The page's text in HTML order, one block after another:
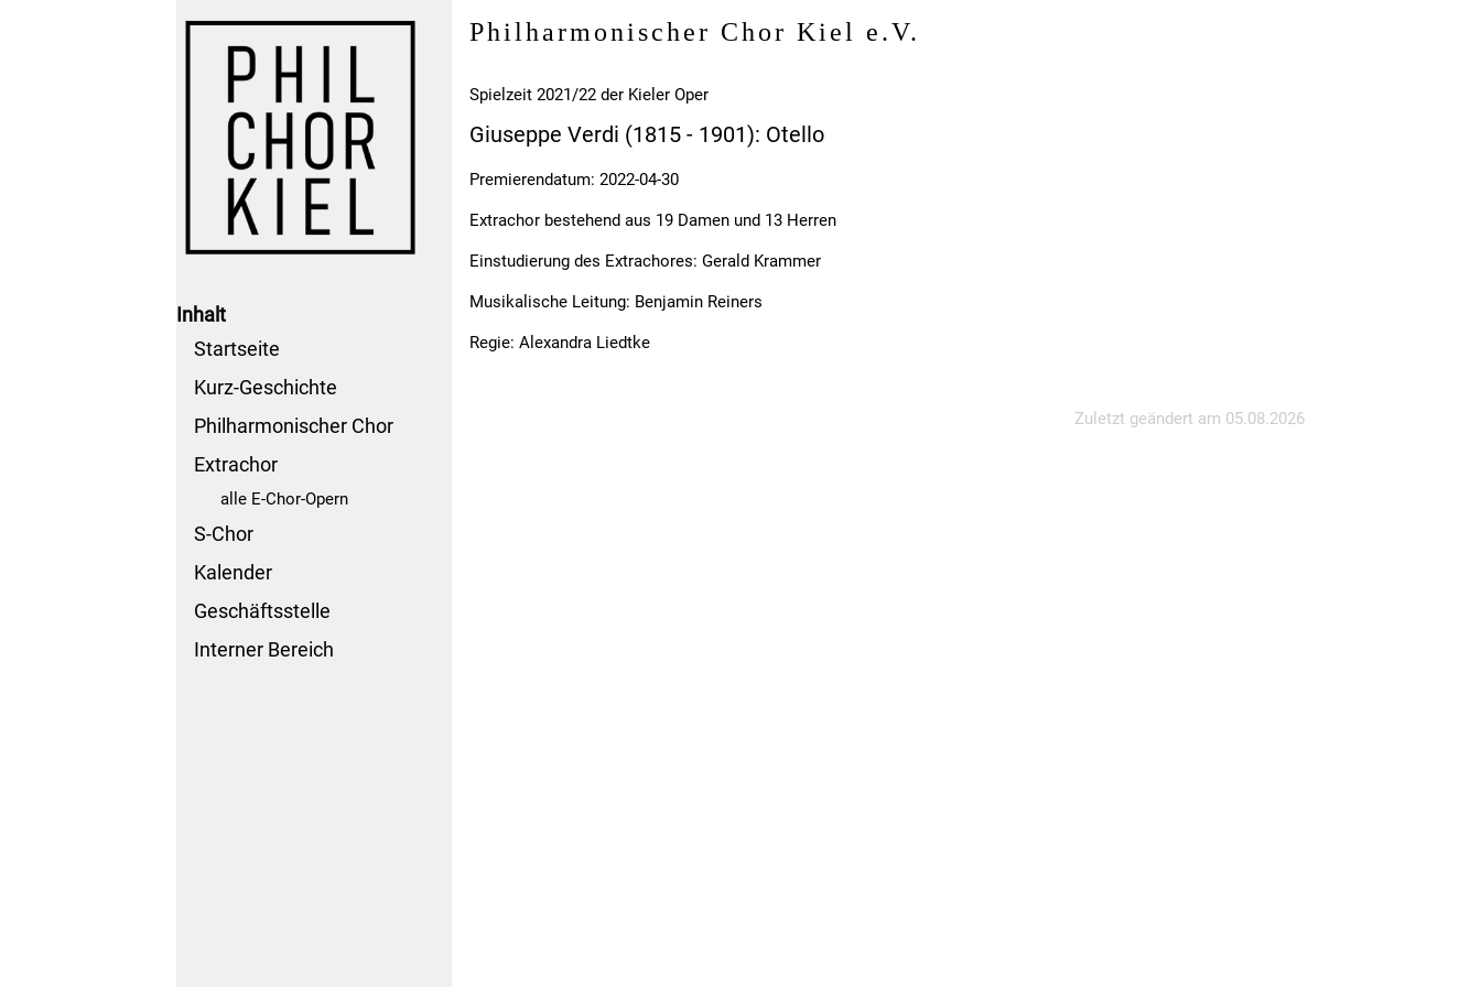
Inhalt
Startseite
Kurz-Geschichte
Philharmonischer Chor
Extrachor
alle E-Chor-Opern
S-Chor
Kalender
Geschäftsstelle
Interner Bereich
Philharmonischer Chor Kiel e.V.
Spielzeit 2021/22 der Kieler Oper
Giuseppe Verdi (1815 - 1901): Otello
Premierendatum: 2022-04-30
Extrachor bestehend aus 19 Damen und 13 Herren
Einstudierung des Extrachores: Gerald Krammer
Musikalische Leitung: Benjamin Reiners
Regie: Alexandra Liedtke
Zuletzt geändert am 05.08.2026